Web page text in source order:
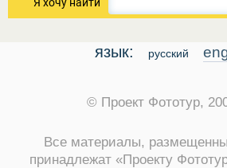
язык: русский
© Проект Фототур,
Все материалы,
принадлежат «Проекту